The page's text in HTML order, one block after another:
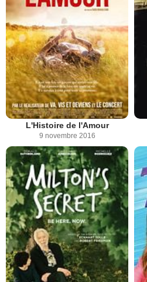
L'Histoire de l'Amour
9 novembre 2016